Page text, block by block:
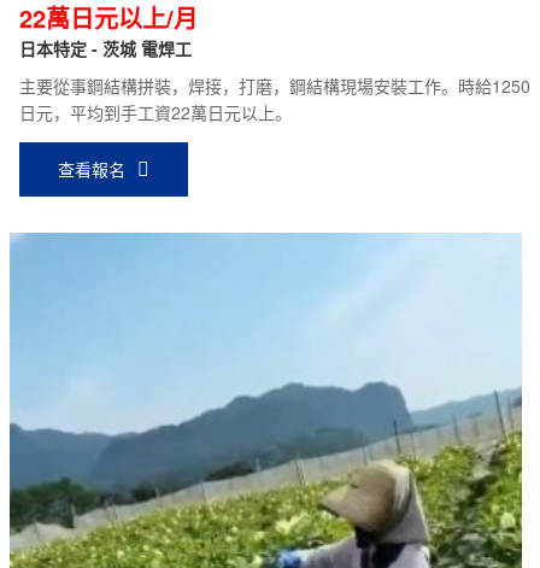
22萬日元以上/月
日本特定 - 茨城 電焊工
主要從事鋼結構拼裝，焊接，打磨，鋼結構現場安裝工作。時給1250
日元，平均到手工資22萬日元以上。
查看報名